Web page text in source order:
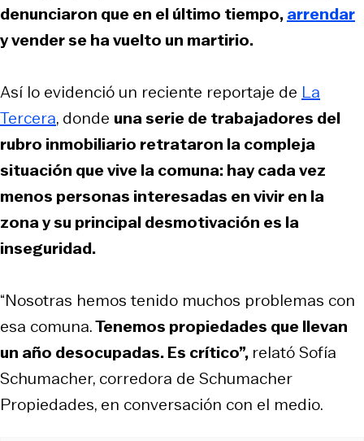
denunciaron que en el último tiempo,arrendar
y vender se ha vuelto un martirio.
Así lo evidenció un reciente reportaje de La
Tercera, donde una serie de trabajadores del
rubro inmobiliario retrataron la compleja
situación que vive la comuna: hay cada vez
menos personas interesadas en vivir en la
zona y su principal desmotivación es la
inseguridad.
“Nosotras hemos tenido muchos problemas con
esa comuna.Tenemos propiedades que llevan
un año desocupadas. Es crítico”, relató Sofía
Schumacher, corredora de Schumacher
Propiedades, en conversación con el medio.